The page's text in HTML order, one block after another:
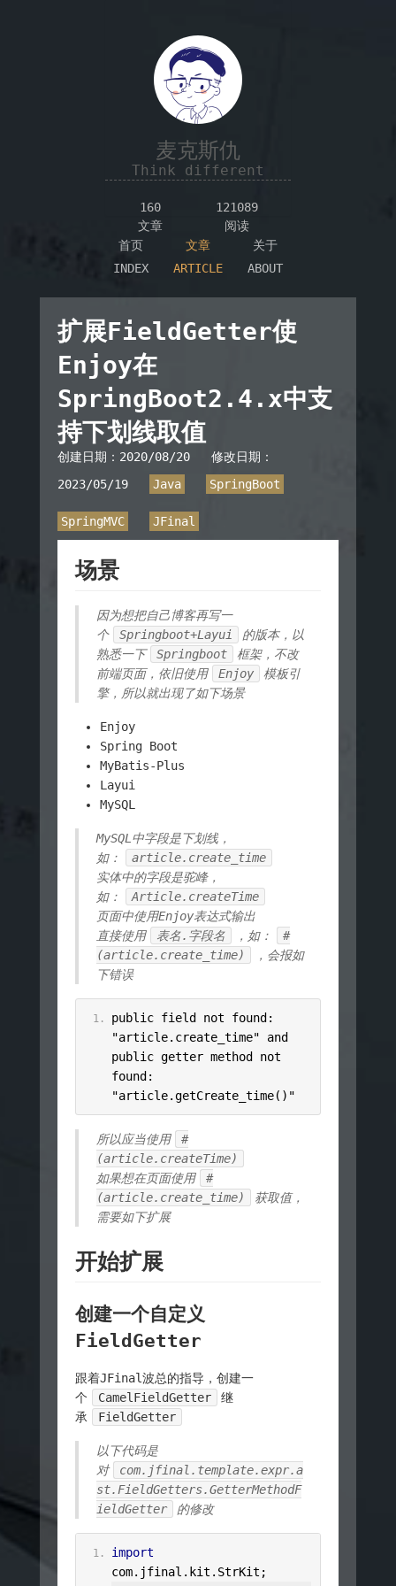
麦克斯仇
Think different
160
文章
121089
阅读
首页
INDEX
文章
ARTICLE
关于
ABOUT
扩展FieldGetter使
Enjoy在
SpringBoot2.4.x中支
持下划线取值
创建日期： 2020/08/20修改日期：
2023/05/19
Java SpringBoot
SpringMVC JFinal
场景
因为想把自己博客再写一
个
Springboot+Layui
的版本，以
熟悉一下
Springboot
框架，不改
前端页面，依旧使用
Enjoy
模板引
擎，所以就出现了如下场景
Enjoy
Spring Boot
MyBatis-Plus
Layui
MySQL
MySQL中字段是下划线，
如：
article.create_time
实体中的字段是驼峰，
如：
Article.createTime
页面中使用Enjoy表达式输出
直接使用
表名.字段名 ，如：
#
(article.create_time)
，会报如
下错误
public field not found :
"article.create_time" and
public getter method not
found :
"article.getCreate_time()"
所以应当使用
#
(article.createTime)
如果想在页面使用
#
(article.create_time)
获取值，
需要如下扩展
开始扩展
创建一个自定义
FieldGetter
跟着JFinal波总的指导，创建一
个
CamelFieldGetter
继
承
FieldGetter
以下代码是
对
com.jfinal.template.expr.a
st.FieldGetters.GetterMethodF
ieldGetter
的修改
import
com. jfinal . kit . StrKit ;